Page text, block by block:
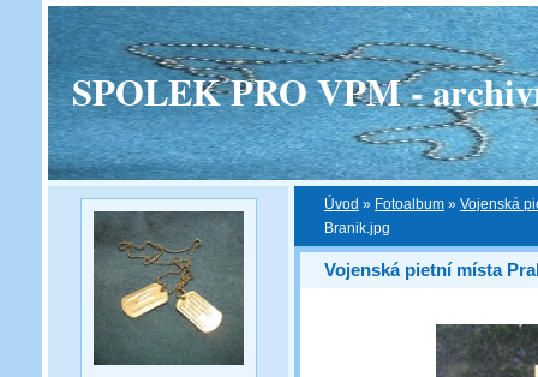
SPOLEK PRO VPM -
Úvod » Fotoalbum » Vojenská
Branik.jpg
Vojenská pietní místa